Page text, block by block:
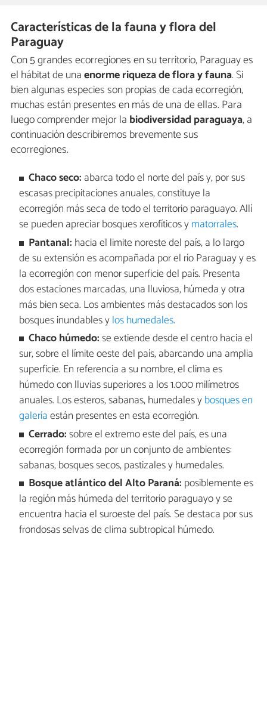
Características de la fauna y flora del
Paraguay
Con 5 grandes ecorregiones en su territorio, Paraguay es
el hábitat de unaenorme riqueza de flora y fauna. Si
bien algunas especies son propias de cada ecorregión,
muchas están presentes en más de una de ellas. Para
luego comprender mejor la biodiversidad paraguaya, a
continuación describiremos brevemente sus
ecorregiones.
Chaco seco: abarca todo el norte del país y, por sus
escasas precipitaciones anuales, constituye la
ecorregión más seca de todo el territorio paraguayo. Allí
se pueden apreciar bosques xerofíticos ymatorrales.
Pantanal: hacia el limite noreste del país, a lo largo
de su extensión es acompañada por el río Paraguay y es
la ecorregión con menor superficie del país. Presenta
dos estaciones marcadas, una lluviosa, húmeda y otra
más bien seca. Los ambientes más destacados son los
bosques inundables ylos humedales.
Chaco húmedo:se extiende desde el centro hacia el
sur, sobre el límite oeste del país, abarcando una amplia
superficie. En referencia a su nombre, el clima es
húmedo con lluvias superiores a los 1.000 milímetros
anuales. Los esteros, sabanas, humedales ybosques en
galeríaestán presentes en esta ecorregión.
Cerrado:sobre el extremo este del país, es una
ecorregión formada por un conjunto de ambientes:
sabanas, bosques secos, pastizales y humedales.
Bosque atlántico del Alto Paraná: posiblemente es
la región más húmeda del territorio paraguayo y se
encuentra hacia el suroeste del país. Se destaca por sus
frondosas selvas de clima subtropical húmedo.